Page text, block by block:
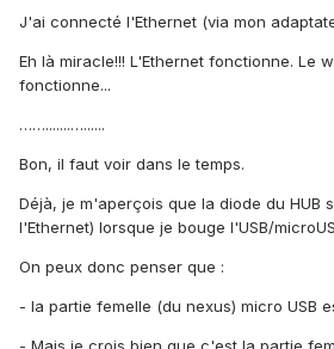
J'ai connecté l'Ethernet (via mon
Eh là miracle!!! L'Ethernet fonctionne. Le
fonctionne...
…….......…......
Bon, il faut voir dans le temps.
Déjà, je m'aperçois que la diode du HUB
l'Ethernet) lorsque je bouge l'USB/
On peux donc penser que :
- la partie femelle (du nexus) micro USB